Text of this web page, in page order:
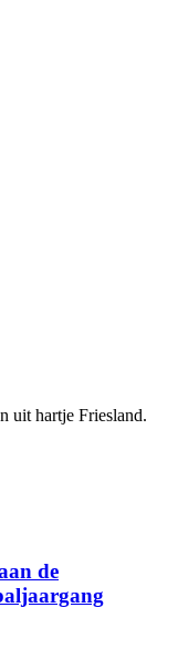
uit hartje Friesland.
de